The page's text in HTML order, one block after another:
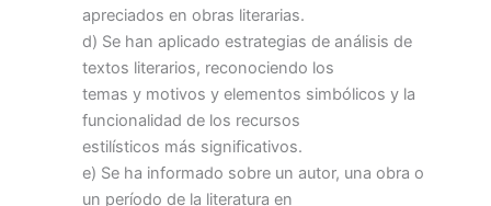
apreciados en obras literarias.
d) Se han aplicado estrategias de análisis de
textos literarios, reconociendo los
temas y motivos y elementos simbólicos y la
funcionalidad de los recursos
estilísticos más significativos.
e) Se ha informado sobre un autor, una obra o
un período de la literatura en